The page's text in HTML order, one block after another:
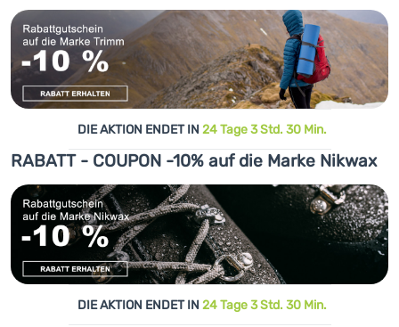
DIE AKTION ENDET IN 24 Tage 3 Std. 30 Min.
RABATT - COUPON -10% auf die Marke Nikwax
DIE AKTION ENDET IN 24 Tage 3 Std. 30 Min.